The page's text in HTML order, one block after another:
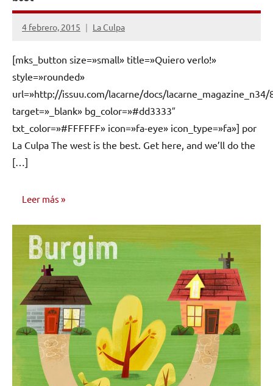
4 febrero, 2015 La Culpa
1
[mks_button size=»small» title=»Quiero verlo!»
style=»rounded»
url=»http://issuu.com/lacarne/docs/lacarne_magazine_n34/
target=»_blank» bg_color=»#dd3333″
txt_color=»#FFFFFF» icon=»fa-eye» icon_type=»fa»] por
La Culpa The west is the best. Get here, and we’ll do the
[…]
Leer más
INVESTIGACIÓN
MUSICAL